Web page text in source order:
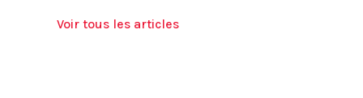
Voir tous les articles